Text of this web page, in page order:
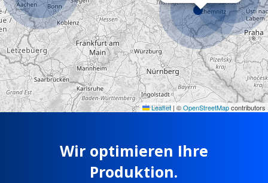
Leaflet | ©OpenStreetMapcontributors
Wir optimieren Ihre
Produktion.